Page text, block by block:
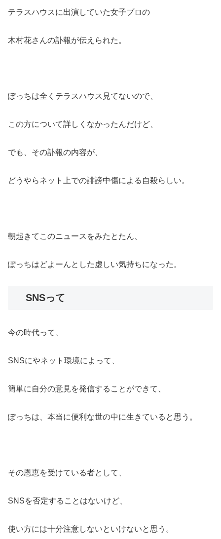
テラスハウスに出演していた女子プロの
木村花さんの訃報が伝えられた。
ぽっちは全くテラスハウス見てないので、
この方について詳しくなかったんだけど、
でも、その訃報の内容が、
どうやらネット上での誹謗中傷による自殺らしい。
朝起きてこのニュースをみたとたん、
ぽっちはどよーんとした虚しい気持ちになった。
SNSって
今の時代って、
SNSにやネット環境によって、
簡単に自分の意見を発信することができて、
ぽっちは、本当に便利な世の中に生きていると思う。
その恩恵を受けている者として、
SNSを否定することはないけど、
使い方には十分注意しないといけないと思う。